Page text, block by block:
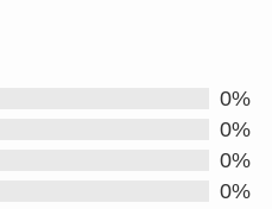
0%
0%
0%
0%